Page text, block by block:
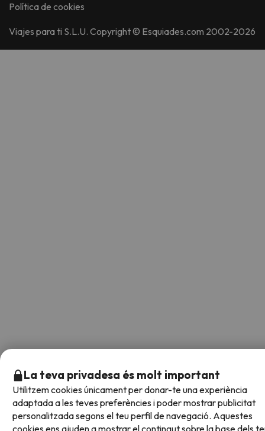
Política de cookies
Viajes para ti S.L.U. Copyright © Esquiades.com 2002-2026
La teva privadesa és molt important
Utilitzem cookies únicament per donar-te una experiència
adaptada a les teves preferències i poder mostrar publicitat
personalitzada segons el teu perfil de navegació. Aquestes
cookies ens ajuden a mostrar el contingut sobre la base dels